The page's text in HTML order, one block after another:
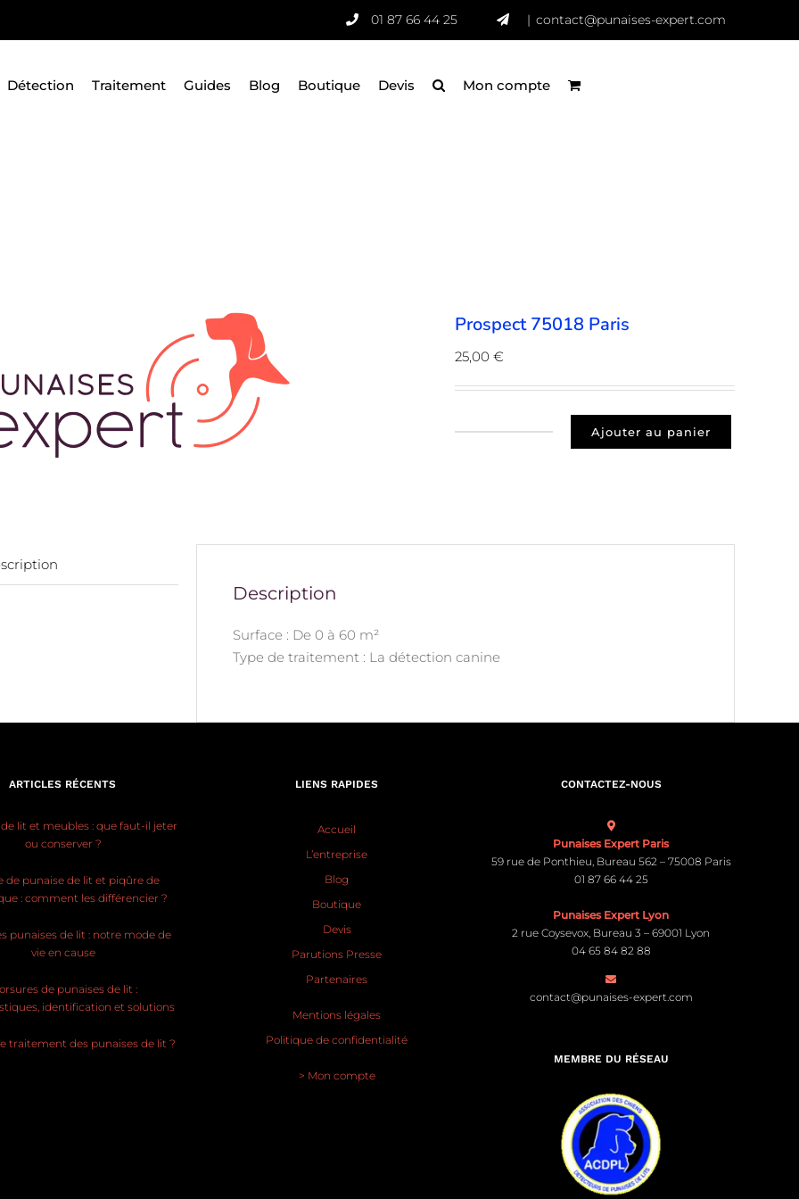
01 87 66 44 25 | contact@punaises-expert.com
Détection Traitement Guides Blog Boutique Devis Mon compte
Prospect 75018 Paris
25,00 €
Ajouter au panier
Description
Surface : De 0 à 60 m²
Type de traitement : La détection canine
ARTICLES RÉCENTS
lit et meubles : que faut-il jeter
ou conserver ?
de punaise de lit et piqûre de
: comment les différencier ?
punaises de lit : notre mode de
vie en cause
de punaises de lit :
identification et solutions
traitement des punaises de lit ?
LIENS RAPIDES
Accueil
L’entreprise
Blog
Boutique
Devis
Parutions Presse
Partenaires
Mentions légales
Politique de confidentialité
> Mon compte
CONTACTEZ-NOUS
Punaises Expert Paris
59 rue de Ponthieu, Bureau 562 – 75008 Paris
01 87 66 44 25
Punaises Expert Lyon
2 rue Coysevox, Bureau 3 – 69001 Lyon
04 65 84 82 88
contact@punaises-expert.com
MEMBRE DU RÉSEAU